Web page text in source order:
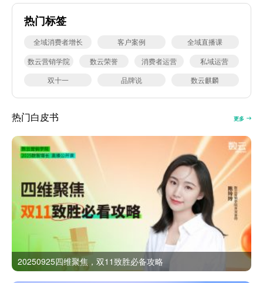
热门标签
全域消费者增长 客户案例
全域直播课
数云营销学院
数云荣誉 消费者运营
私域运营
双十一
品牌说 数云麒麟
热门白皮书 更多
20250925四维聚焦，双11致胜必备攻略